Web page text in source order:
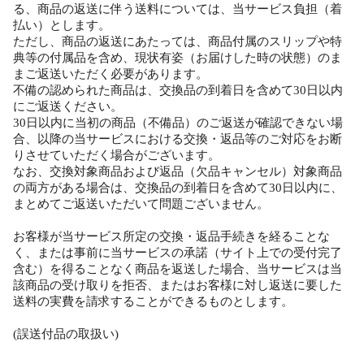
る、商品の返送に伴う送料については、当サービス負担（着
払い）とします。
ただし、商品の返送にあたっては、商品付属のスリップや特
典等の付属品を含め、現状有姿（お届けした時の状態）のま
まご返送いただく必要があります。
不備の認められた商品は、交換品の到着日を含めて30日以内
にご返送ください。
30日以内に当初の商品（不備品）のご返送が確認できない場
合、以降の当サービスにおける交換・返品等のご対応をお断
りさせていただく場合がございます。
なお、交換対象商品および返品（欠品キャンセル）対象商品
の両方がある場合は、交換品の到着日を含めて30日以内に、
まとめてご返送いただいて問題ございません。
お客様が当サービス所定の交換・返品手続きを経ることな
く、または事前に当サービスの承諾（サイト上での受付完了
含む）を得ることなく商品を返送した場合、当サービスは当
該商品の受け取りを拒否、またはお客様に対し返送に要した
送料の実費を請求することができるものとします。
(誤送付品の取扱い)